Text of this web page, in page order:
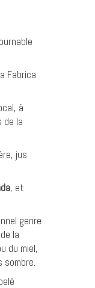
Fabrica
à
de la
jus
, et
genre
la
du miel,
sombre.